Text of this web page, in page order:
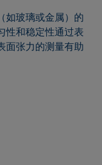
如玻璃或金属）的
性和稳定性通过表
面张力的测量有助